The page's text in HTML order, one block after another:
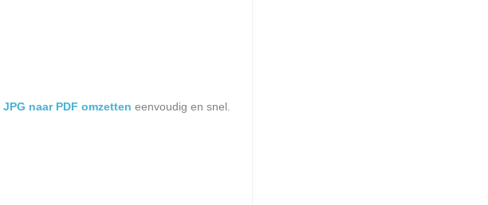
JPG naar PDF omzetten eenvoudig en snel.